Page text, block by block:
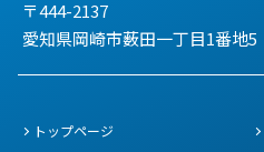
〒444-2137
愛知県岡崎市薮田一丁目1番地5
トップページ